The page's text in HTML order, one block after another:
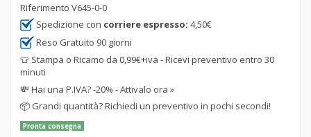
Riferimento V645-0-0
Spedizione con corriere espresso: 4,50€
Reso Gratuito 90 giorni
👕 Stampa o Ricamo da 0,99€+iva - Ricevi preventivo entro 30
minuti
💸Hai una P.IVA? -20% - Attivalo ora »
📦 Grandi quantità? Richiedi un preventivo in pochi secondi!
Pronta consegna